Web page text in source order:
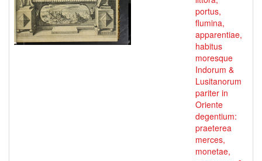
portus,
flumina,
apparentiae,
habitus
moresque
Indorum &
Lusitanorum
pariter in
Oriente
degentium:
praeterea
merces,
monetae,